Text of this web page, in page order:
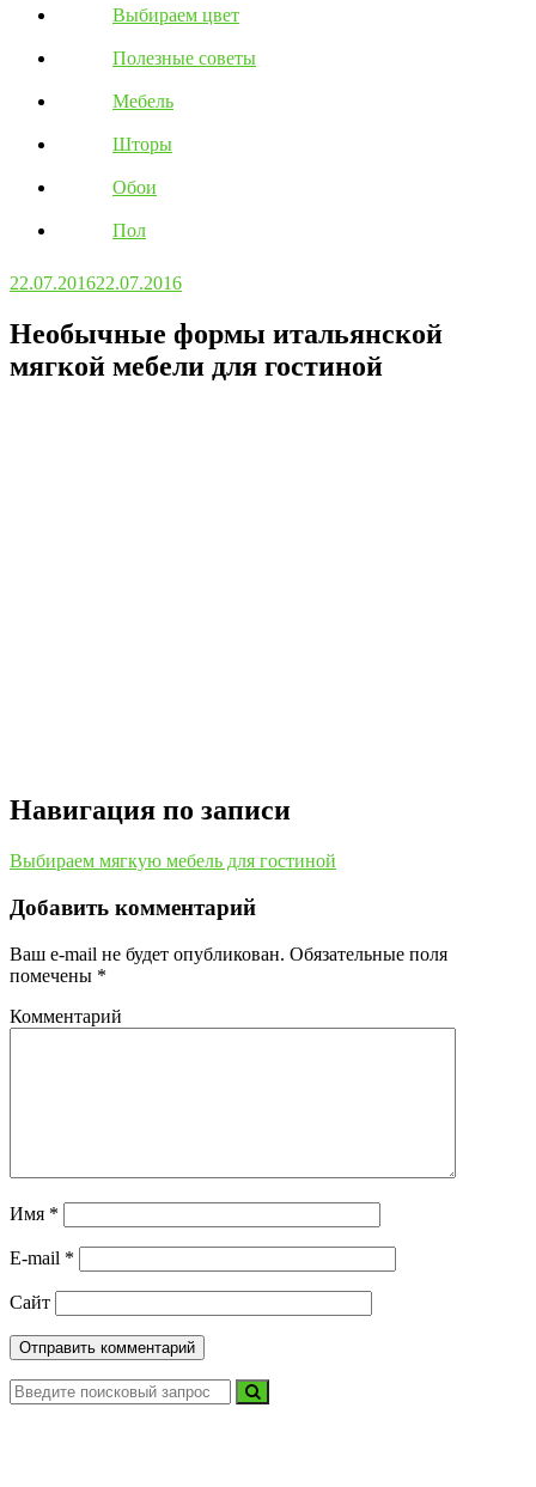
Выбираем цвет
Полезные советы
Мебель
Шторы
Обои
Пол
22.07.201622.07.2016
Необычные формы итальянской
мягкой мебели для гостиной
Навигация по записи
Выбираем мягкую мебель для гостиной
Добавить комментарий
Ваш e-mail не будет опубликован. Обязательные поля
помечены *
Комментарий
Имя *
E-mail *
Сайт